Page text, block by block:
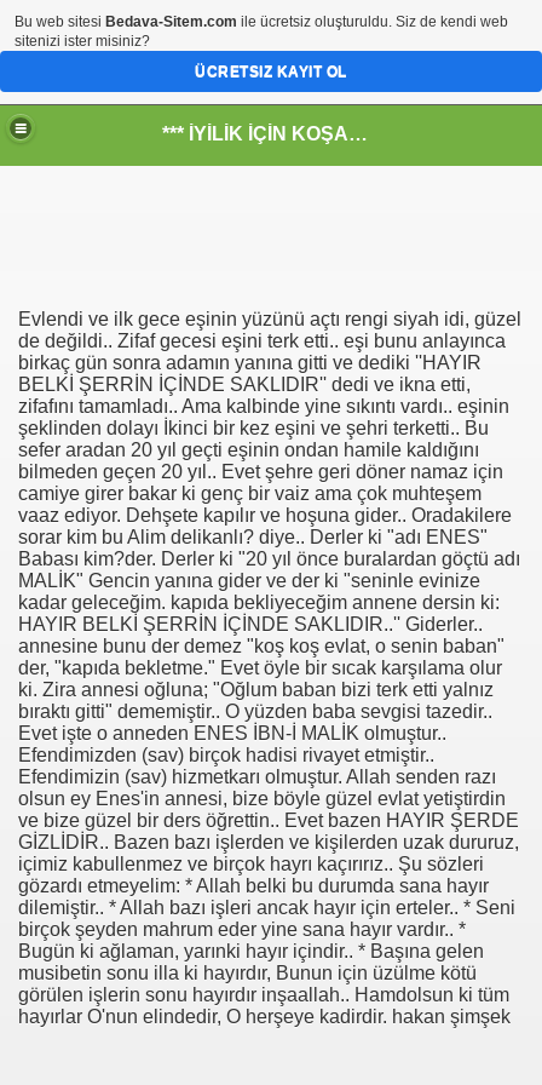
*** İYİLİK İÇİN KOŞANLARIN YERİ***
Evlendi ve ilk gece eşinin yüzünü açtı rengi siyah idi, güzel
de değildi.. Zifaf gecesi eşini terk etti.. eşi bunu anlayınca
birkaç gün sonra adamın yanına gitti ve dediki ''HAYIR
BELKİ ŞERRİN İÇİNDE SAKLIDIR'' dedi ve ikna etti,
zifafını tamamladı.. Ama kalbinde yine sıkıntı vardı.. eşinin
şeklinden dolayı İkinci bir kez eşini ve şehri terketti.. Bu
sefer aradan 20 yıl geçti eşinin ondan hamile kaldığını
bilmeden geçen 20 yıl.. Evet şehre geri döner namaz için
camiye girer bakar ki genç bir vaiz ama çok muhteşem
vaaz ediyor. Dehşete kapılır ve hoşuna gider.. Oradakilere
sorar kim bu Alim delikanlı? diye.. Derler ki "adı ENES"
Babası kim?der. Derler ki "20 yıl önce buralardan göçtü adı
MALİK" Gencin yanına gider ve der ki "seninle evinize
kadar geleceğim. kapıda bekliyeceğim annene dersin ki:
HAYIR BELKİ ŞERRİN İÇİNDE SAKLIDIR..'' Giderler..
annesine bunu der demez "koş koş evlat, o senin baban"
der, "kapıda bekletme." Evet öyle bir sıcak karşılama olur
ki. Zira annesi oğluna; "Oğlum baban bizi terk etti yalnız
bıraktı gitti" dememiştir.. O yüzden baba sevgisi tazedir..
Evet işte o anneden ENES İBN-İ MALİK olmuştur..
Efendimizden (sav) birçok hadisi rivayet etmiştir..
Efendimizin (sav) hizmetkarı olmuştur. Allah senden razı
olsun ey Enes'in annesi, bize böyle güzel evlat yetiştirdin
ve bize güzel bir ders öğrettin.. Evet bazen HAYIR ŞERDE
GİZLİDİR.. Bazen bazı işlerden ve kişilerden uzak dururuz,
içimiz kabullenmez ve birçok hayrı kaçırırız.. Şu sözleri
gözardı etmeyelim: * Allah belki bu durumda sana hayır
dilemiştir.. * Allah bazı işleri ancak hayır için erteler.. * Seni
birçok şeyden mahrum eder yine sana hayır vardır.. *
Bugün ki ağlaman, yarınki hayır içindir.. * Başına gelen
musibetin sonu illa ki hayırdır, Bunun için üzülme kötü
görülen işlerin sonu hayırdır inşaallah.. Hamdolsun ki tüm
hayırlar O'nun elindedir, O herşeye kadirdir. hakan şimşek
- HİDROJEN ENERJİ MRK *NASIL ENGELLENDİ* !!!
-Engellenen Mühendis !!!
Halal Food
AS-DER.
TARİHİ MÜZESİ
Bu web sitesi Bedava-Sitem.com ile ücretsiz oluşturuldu. Siz de kendi web
sitenizi ister misiniz?
ÜCRETSIZ KAYIT OL